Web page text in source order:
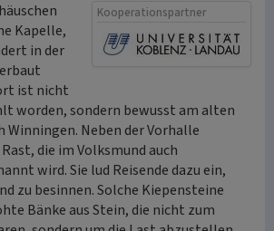
Kooperationspartner
Kapelle,
in der
ist nicht
worden, sondern bewusst am alten
Winningen. Neben der Vorhalle
die im Volksmund auch
wird. Sie lud Reisende dazu ein,
zu besinnen. Solche Kiepensteine
Bänke aus Stein, die nicht zum